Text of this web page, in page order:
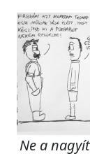
Ne a